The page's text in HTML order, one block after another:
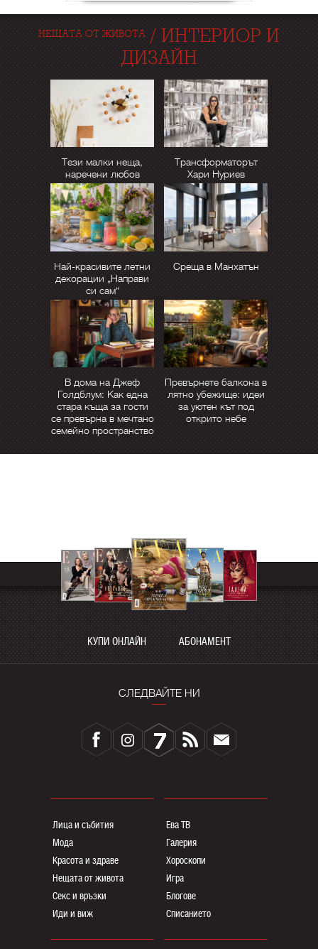
НЕЩАТА ОТ ЖИВОТА / ИНТЕРИОР И
ДИЗАЙН
Тези малки неща,
наречени любов
Трансформаторът
Хари Нуриев
Най-красивите летни
декорации „Направи
си сам“
Среща в Манхатън
В дома на Джеф
Голдблум: Как една
стара къща за гости
се превърна в мечтано
семейно пространство
Превърнете балкона в
лятно убежище: идеи
за уютен кът под
открито небе
КУПИ ОНЛАЙН АБОНАМЕНТ
СЛЕДВАЙТЕ НИ
Лица и събития
Мода
Красота и здраве
Нещата от живота
Секс и връзки
Иди и виж
Ева ТВ
Галерия
Хороскопи
Игра
Блогoве
Списанието